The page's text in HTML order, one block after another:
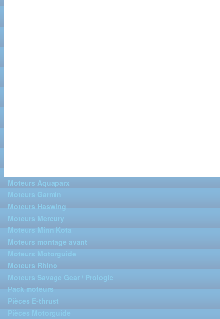
Moteurs Aquaparx
Moteurs Garmin
Moteurs Haswing
Moteurs Mercury
Moteurs Minn Kota
Moteurs montage avant
Moteurs Motorguide
Moteurs Rhino
Moteurs Savage Gear / Prologic
Pack moteurs
Pièces E-thrust
Pièces Motorguide